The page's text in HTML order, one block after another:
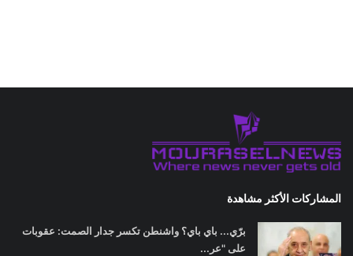
المشاركات الأكثر مشاهدة
برّي... باي باي؟ واشنطن تكسر جدار الصمت: عقوبات
على "عر...